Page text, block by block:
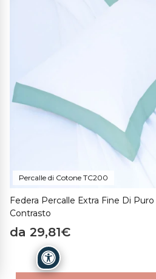
Percalle di Cotone TC200
Federa Percalle Extra Fine Di
Contrasto
da 29,81€